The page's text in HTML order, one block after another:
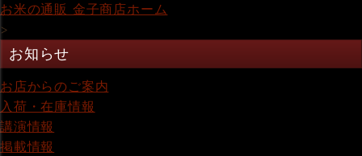
お米の通販 金子商店ホーム
>
お知らせ
お店からのご案内
入荷・在庫情報
講演情報
掲載情報